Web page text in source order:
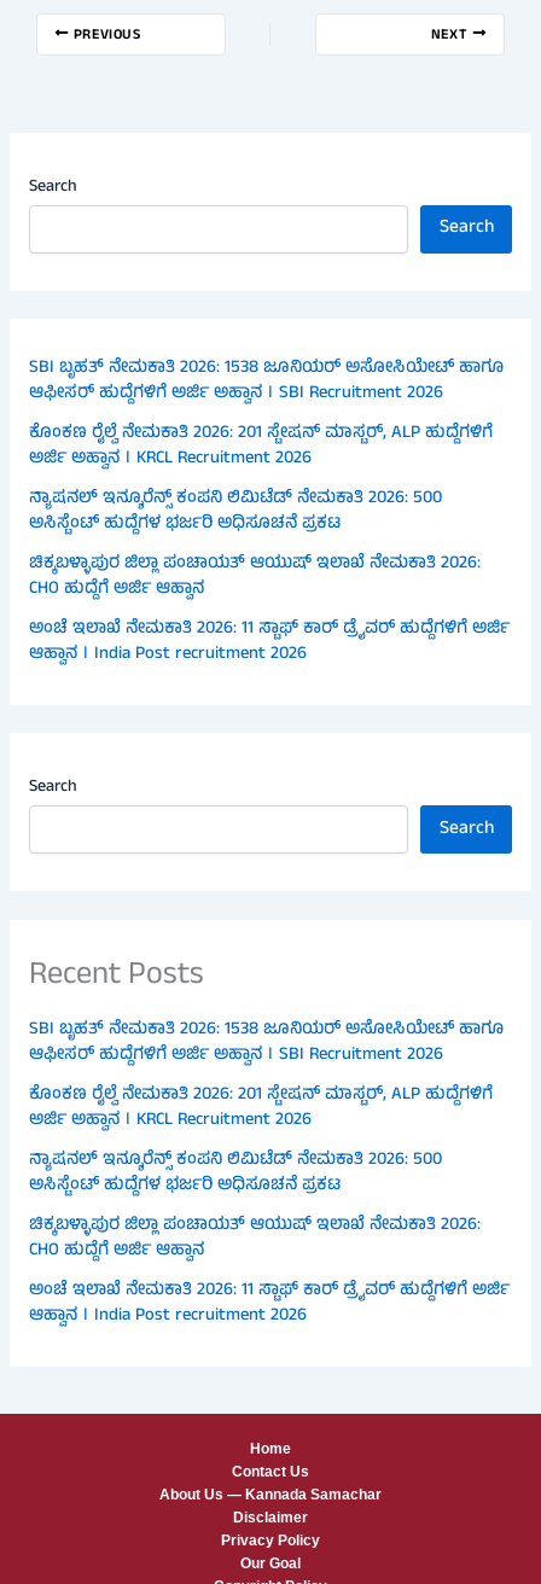
PREVIOUS NEXT
Search
Search
SBI ಬೃಹತ್ ನೇಮಕಾತಿ 2026: 1538 ಜೂನಿಯರ್ ಅಸೋಸಿಯೇಟ್ ಹಾಗೂ
ಆಫೀಸರ್ ಹುದ್ದೆಗಳಿಗೆ ಅರ್ಜಿ ಅಹ್ವಾನ । SBI Recruitment 2026
ಕೊಂಕಣ ರೈಲ್ವೆ ನೇಮಕಾತಿ 2026: 201 ಸ್ಟೇಷನ್ ಮಾಸ್ಟರ್, ALP ಹುದ್ದೆಗಳಿಗೆ
ಅರ್ಜಿ ಅಹ್ವಾನ । KRCL Recruitment 2026
ನ್ಯಾಷನಲ್ ಇನ್ಶೂರೆನ್ಸ್ ಕಂಪನಿ ಲಿಮಿಟೆಡ್ ನೇಮಕಾತಿ 2026: 500
ಅಸಿಸ್ಟೆಂಟ್ ಹುದ್ದೆಗಳ ಭರ್ಜರಿ ಅಧಿಸೂಚನೆ ಪ್ರಕಟ
ಚಿಕ್ಕಬಳ್ಳಾಪುರ ಜಿಲ್ಲಾ ಪಂಚಾಯತ್ ಆಯುಷ್ ಇಲಾಖೆ ನೇಮಕಾತಿ 2026:
CHO ಹುದ್ದೆಗೆ ಅರ್ಜಿ ಆಹ್ವಾನ
ಅಂಚೆ ಇಲಾಖೆ ನೇಮಕಾತಿ 2026: 11 ಸ್ಟಾಫ್ ಕಾರ್ ಡ್ರೈವರ್ ಹುದ್ದೆಗಳಿಗೆ ಅರ್ಜಿ
ಆಹ್ವಾನ । India Post recruitment 2026
Search
Search
Recent Posts
SBI ಬೃಹತ್ ನೇಮಕಾತಿ 2026: 1538 ಜೂನಿಯರ್ ಅಸೋಸಿಯೇಟ್ ಹಾಗೂ
ಆಫೀಸರ್ ಹುದ್ದೆಗಳಿಗೆ ಅರ್ಜಿ ಅಹ್ವಾನ । SBI Recruitment 2026
ಕೊಂಕಣ ರೈಲ್ವೆ ನೇಮಕಾತಿ 2026: 201 ಸ್ಟೇಷನ್ ಮಾಸ್ಟರ್, ALP ಹುದ್ದೆಗಳಿಗೆ
ಅರ್ಜಿ ಅಹ್ವಾನ । KRCL Recruitment 2026
ನ್ಯಾಷನಲ್ ಇನ್ಶೂರೆನ್ಸ್ ಕಂಪನಿ ಲಿಮಿಟೆಡ್ ನೇಮಕಾತಿ 2026: 500
ಅಸಿಸ್ಟೆಂಟ್ ಹುದ್ದೆಗಳ ಭರ್ಜರಿ ಅಧಿಸೂಚನೆ ಪ್ರಕಟ
ಚಿಕ್ಕಬಳ್ಳಾಪುರ ಜಿಲ್ಲಾ ಪಂಚಾಯತ್ ಆಯುಷ್ ಇಲಾಖೆ ನೇಮಕಾತಿ 2026:
CHO ಹುದ್ದೆಗೆ ಅರ್ಜಿ ಆಹ್ವಾನ
ಅಂಚೆ ಇಲಾಖೆ ನೇಮಕಾತಿ 2026: 11 ಸ್ಟಾಫ್ ಕಾರ್ ಡ್ರೈವರ್ ಹುದ್ದೆಗಳಿಗೆ ಅರ್ಜಿ
ಆಹ್ವಾನ । India Post recruitment 2026
Home
Contact Us
About Us — Kannada Samachar
Disclaimer
Privacy Policy
Our Goal